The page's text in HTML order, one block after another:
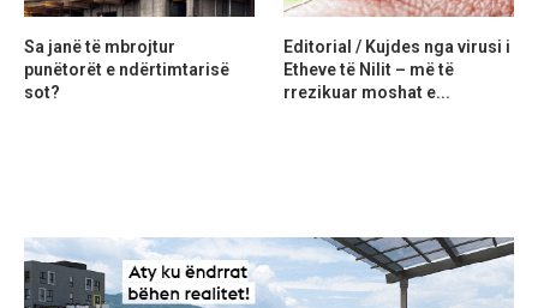
Sa janë të mbrojtur
punëtorët e ndërtimtarisë
sot?
Editorial / Kujdes nga virusi i
Etheve të Nilit – më të
rrezikuar moshat e...